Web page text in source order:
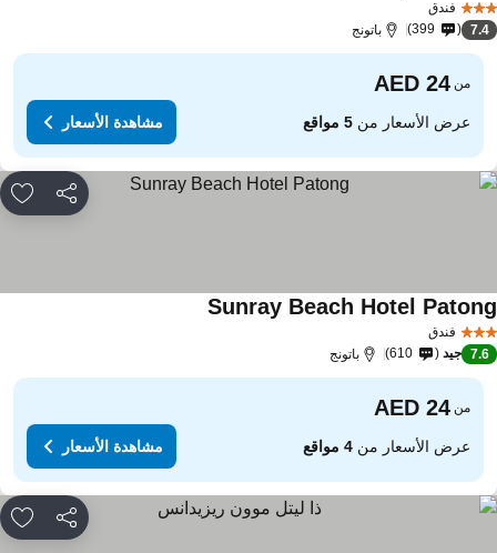
فندق
7.4
399 باتونج
من
عرض الأسعار من5 مواقع مشاهدة الأسعار
مشاركة
فندق
Sunray Beach Hotelمشاهدة الأسعار
7.6 جيد 610 باتونج
من
عرض الأسعار من4 مواقع مشاهدة الأسعار
مشاركة